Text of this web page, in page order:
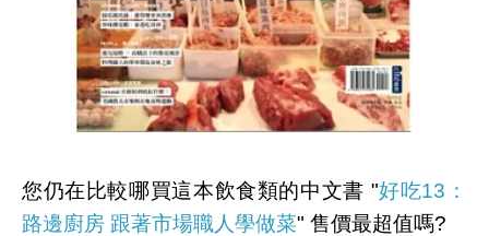
您仍在比較哪買這本飲食類的中文書 "好吃13：
路邊廚房 跟著市場職人學做菜" 售價最超值嗎?